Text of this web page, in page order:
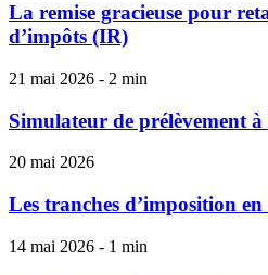
La remise gracieuse pour
d’impôts (IR)
21 mai 2026 - 2 min
Simulateur de prélèvement à
20 mai 2026
Les tranches d’imposition en
14 mai 2026 - 1 min